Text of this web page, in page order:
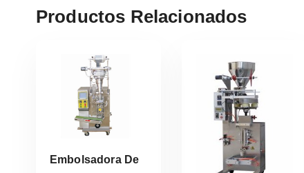
Productos Relacionados
Embolsadora De